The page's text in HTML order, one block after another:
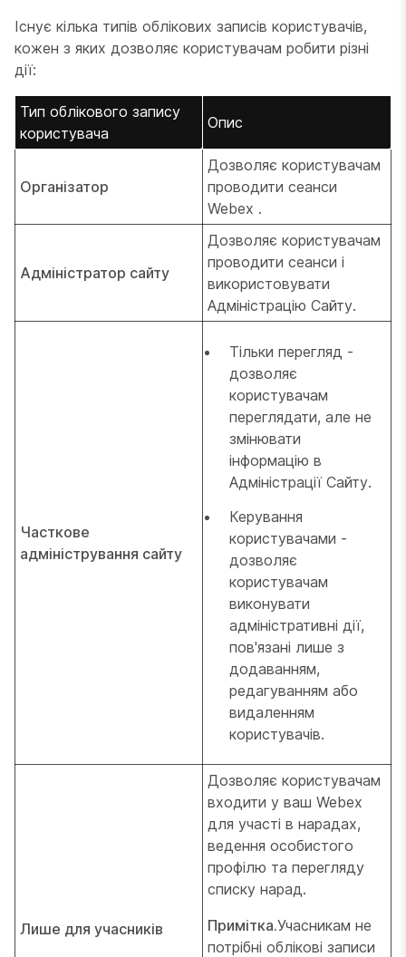
Існує кілька типів облікових записів користувачів,
кожен з яких дозволяє користувачам робити різні
дії:
Тип облікового запису
користувача
Опис
Організатор
Дозволяє користувачам
проводити сеанси
Webex .
Адміністратор сайту
Дозволяє користувачам
проводити сеанси і
використовувати
Адміністрацію Сайту.
Часткове
адміністрування сайту
Тільки перегляд -
дозволяє
користувачам
переглядати, але не
змінювати
інформацію в
Адміністрації Сайту.
Керування
користувачами -
дозволяє
користувачам
виконувати
адміністративні дії,
пов'язані лише з
додаванням,
редагуванням або
видаленням
користувачів.
Лише для учасників
Дозволяє користувачам
входити у ваш Webex
для участі в нарадах,
ведення особистого
профілю та перегляду
списку нарад.
Примітка.Учасникам не
потрібні облікові записи